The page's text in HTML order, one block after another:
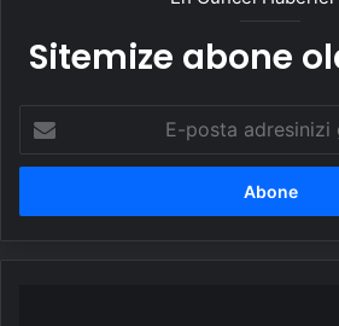
Sitemize abone
posta
adresinizi